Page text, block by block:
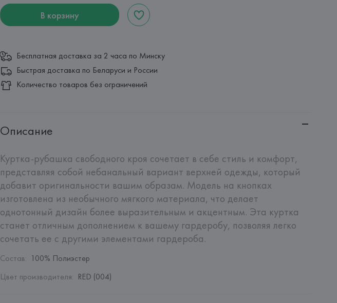
В корзину
Бесплатная доставка за 2 часа по Минску
Быстрая доставка по Беларуси и России
Количество товаров без ограничений
Описание
Куртка-рубашка свободного кроя сочетает в себе стиль и комфорт,
представляя собой небанальный вариант верхней одежды, который
добавит оригинальности вашим образам. Модель на кнопках
изготовлена из необычного мягкого материала, что делает
однотонный дизайн более выразительным и акцентным. Эта куртка
станет отличным дополнением к вашему гардеробу, позволяя легко
сочетать ее с другими элементами гардероба.
Состав: 100% Полиэстер
Цвет производителя: RED (004)